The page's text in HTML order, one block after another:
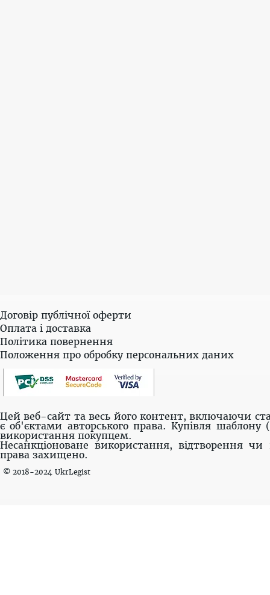
Договір публічної оферти
Оплата і доставка
Політика повернення
Положення про обробку персональних даних
Цей веб-сайт та весь його контент, включаючи
є об'єктами авторського права. Купівля шаблону
використання покупцем.
Несанкціоноване використання, відтворення
права захищено.
© 2018-2024 UkrLegist